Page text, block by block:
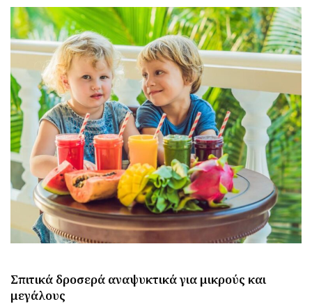
Σπιτικά δροσερά αναψυκτικά για μικρούς και
μεγάλους